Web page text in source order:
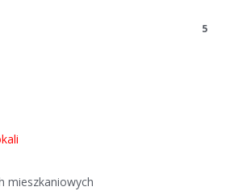
5
mieszkaniowych